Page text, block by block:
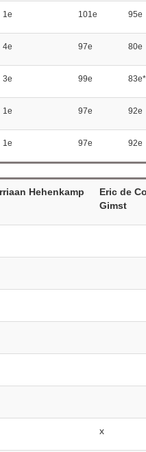
1e 101e 95e
4e 97e 80e
3e 99e 83e*
1e 97e 92e
1e 97e 92e
Hehenkamp
Eric de
Gimst
x